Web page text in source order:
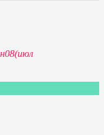
08(июл